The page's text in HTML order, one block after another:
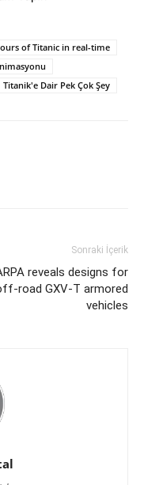
of Titanic in real-time
Titanik'e Dair Pek Çok Şey
Sonraki İçerik
reveals designs for
road GXV-T armored
vehicles